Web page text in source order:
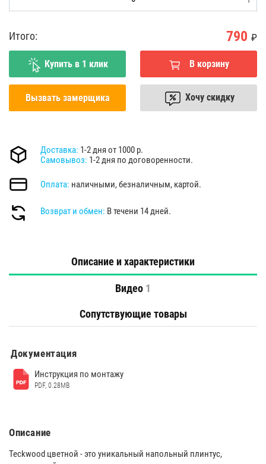
Итого: 790 ₽
Купить в 1 клик В корзину
Вызвать замерщика Хочу скидку
Доставка: 1-2 дня от 1000 р.
Самовывоз: 1-2 дня по договоренности.
Оплата: наличными, безналичным, картой.
Возврат и обмен: В течени 14 дней.
Описание и характеристики
Видео 1
Сопутствующие товары
Документация
Инструкция по монтажу
PDF, 0.28MB
Описание
Teckwood цветной - это уникальный напольный плинтус,